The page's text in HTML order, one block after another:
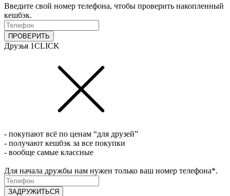
Введите свой номер телефона, чтобы проверить накопленный
кешбэк.
ПРОВЕРИТЬ
Друзья 1CLICK
- покупают всё по ценам “для друзей”
- получают кешбэк за все покупки
- вообще самые классные
Для начала дружбы нам нужен только ваш номер телефона*.
ЗАДРУЖИТЬСЯ